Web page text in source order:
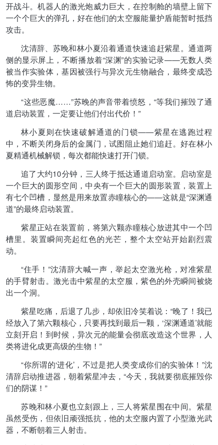
开战斗。机器人的激光炮威力巨大，在控制舱的墙壁上留下
一个个巨大的弹孔，好在他们的太空服能量护盾能暂时抵挡
攻击。
沈清辞、苏晚和林小夏沿着通道快速追赶紫星。通道两
侧的显示屏上，不断播放着“深渊”的实验记录——无数人类
被当作实验体，基因被强行与异次元生物融合，最终变成恐
怖的变异生物。
“这些恶魔……”苏晚的声音带着愤怒，“等我们摧毁了通
道启动装置，一定要让他们付出代价！”
林小夏则在快速破解通道的门锁——紫星在逃跑过程
中，不断关闭身后的金属门，试图阻止她们追赶。好在林小
夏精通机械解锁，每次都能快速打开门锁。
追了大约10分钟，三人终于抵达通道启动室。启动室是
一个巨大的圆形空间，中央有一个巨大的圆形装置，装置上
有七个凹槽，显然是用来放置赤瞳核心的——这就是“深渊通
道”的最终启动装置。
紫星正站在装置前，将第六颗赤瞳核心放进其中一个凹
槽里。装置瞬间亮起红色的光芒，整个太空站开始剧烈震
动。
“住手！”沈清辞大喊一声，举起太空激光枪，对准紫星
的手臂射击。激光击中紫星的太空服，紫色的外壳瞬间被烧
出一个洞。
紫星吃痛，后退了几步，却依旧冷笑着说：“晚了！我已
经放入了第六颗核心，只要再找到最后一颗，‘深渊通道’就能
立刻开启！到时候，异次元的能量会彻底改造这个世界，人
类将进化成更高级的生物！”
“你所谓的‘进化’，不过是把人类变成你们的实验体！”沈
清辞启动推进器，朝着紫星冲去，“今天，我就要彻底摧毁你
们的阴谋！”
苏晚和林小夏也立刻跟上，三人将紫星围在中间。紫星
虽然受伤，但依旧顽强抵抗，他的太空服内置了小型激光武
器，不断朝着三人射击。